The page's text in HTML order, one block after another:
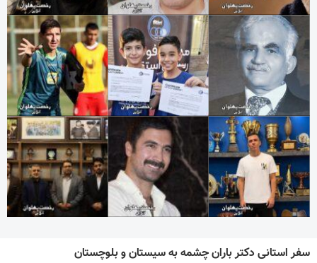
سفر استانی دکتر باران چشمه به سیستان و بلوچستان